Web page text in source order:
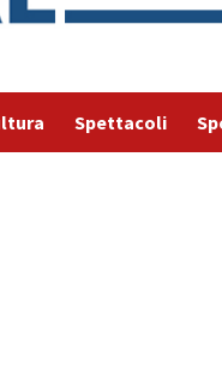
Spettacoli